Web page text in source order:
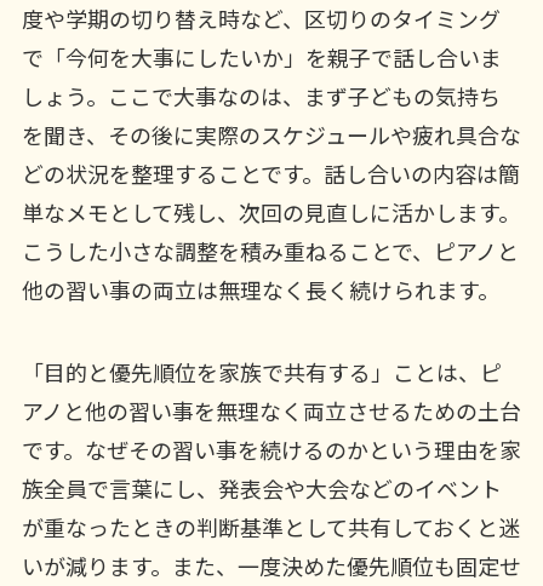
度や学期の切り替え時など、区切りのタイミング
で「今何を大事にしたいか」を親子で話し合いま
しょう。ここで大事なのは、まず子どもの気持ち
を聞き、その後に実際のスケジュールや疲れ具合な
どの状況を整理することです。話し合いの内容は簡
単なメモとして残し、次回の見直しに活かします。
こうした小さな調整を積み重ねることで、ピアノと
他の習い事の両立は無理なく長く続けられます。
「目的と優先順位を家族で共有する」ことは、ピ
アノと他の習い事を無理なく両立させるための土台
です。なぜその習い事を続けるのかという理由を家
族全員で言葉にし、発表会や大会などのイベント
が重なったときの判断基準として共有しておくと迷
いが減ります。また、一度決めた優先順位も固定せ